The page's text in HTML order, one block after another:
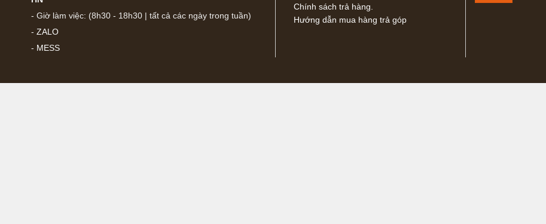
- Giờ làm việc: (8h30 - 18h30 | tất cả các ngày trong tuần)
- ZALO
- MESS
Chính sách trả hàng.
Hướng dẫn mua hàng trả góp